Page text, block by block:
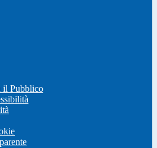
il Pubblico